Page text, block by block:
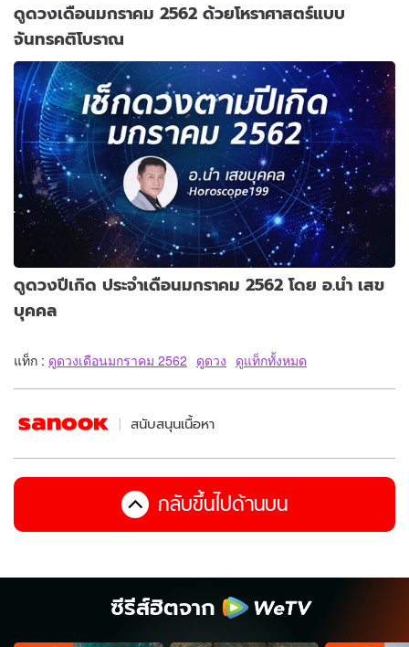
ดูดวงเดือนมกราคม 2562 ด้วยโหราศาสตร์แบบ
จันทรคติโบราณ
ดูดวงปีเกิด ประจำเดือนมกราคม 2562 โดย อ.นำ เสข
บุคคล
แท็ก : ดูดวงเดือนมกราคม 2562 ดูดวง ดูแท็กทั้งหมด
สนับสนุนเนื้อหา
กลับขึ้นไปด้านบน
ซีรีส์ฮิตจาก